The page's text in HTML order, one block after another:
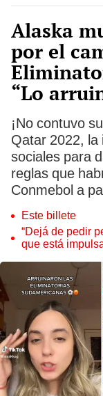
Alaska
por el
“Lo
¡No contuvo
Qatar 2022, la
sociales para
reglas que
Conmebol a
Este billete
“Dejá de pedir
que está